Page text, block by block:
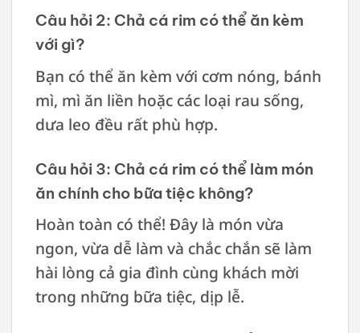
Câu hỏi 2: Chả cá rim có thể ăn kèm
với gì?
Bạn có thể ăn kèm với cơm nóng, bánh
mì, mì ăn liền hoặc các loại rau sống,
dưa leo đều rất phù hợp.
Câu hỏi 3: Chả cá rim có thể làm món
ăn chính cho bữa tiệc không?
Hoàn toàn có thể! Đây là món vừa
ngon, vừa dễ làm và chắc chắn sẽ làm
hài lòng cả gia đình cùng khách mời
trong những bữa tiệc, dịp lễ.